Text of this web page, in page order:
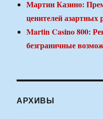
Мартин Казино:
ценителей азартных
Martin Casino 800:
безграничные
АРХИВЫ